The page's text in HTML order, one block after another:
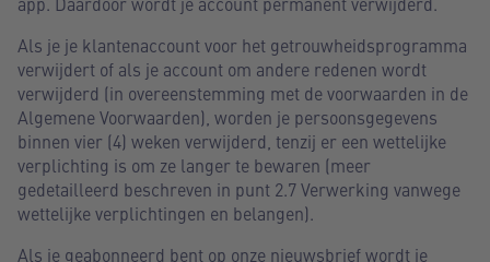
Als je je klantenaccount voor het getrouwheidsprogramma
verwijdert of als je account om andere redenen wordt
verwijderd (in overeenstemming met de voorwaarden in de
Algemene Voorwaarden), worden je persoonsgegevens
binnen vier (4) weken verwijderd, tenzij er een wettelijke
verplichting is om ze langer te bewaren (meer
gedetailleerd beschreven in punt 2.7 Verwerking vanwege
wettelijke verplichtingen en belangen).
Als je geabonneerd bent op onze nieuwsbrief wordt je